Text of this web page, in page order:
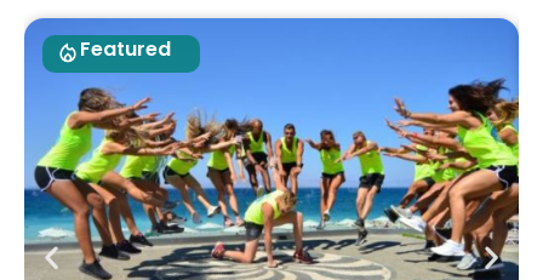
Featured